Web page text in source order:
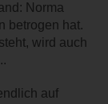
Norma
betrogen hat.
wird auch
auf